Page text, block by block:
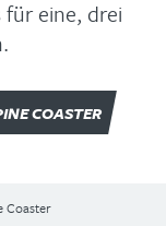
für eine, drei
COASTER
Coaster